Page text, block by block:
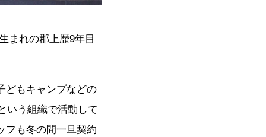
まれの郡上歴9年目
どもキャンプなどの
いう組織で活動して
フも冬の間一旦契約